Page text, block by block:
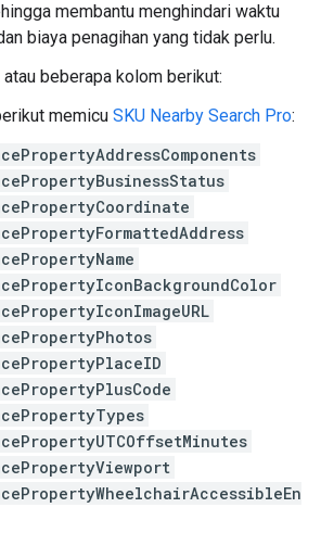
membantu menghindari waktu
biaya penagihan yang tidak perlu.
atau beberapa kolom berikut:
memicu SKU Nearby Search Pro: